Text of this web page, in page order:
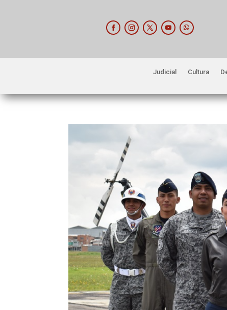
Judicial Cultura